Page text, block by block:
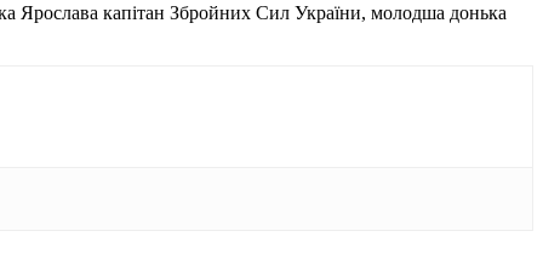
Ярослава капітан Збройних Сил України, молодша донька